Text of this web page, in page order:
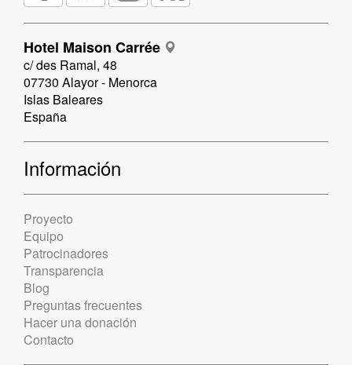
Hotel Maison Carrée
c/ des Ramal, 48
07730 Alayor - Menorca
Islas Baleares
España
Información
Proyecto
Equipo
Patrocinadores
Transparencia
Blog
Preguntas frecuentes
Hacer una donación
Contacto